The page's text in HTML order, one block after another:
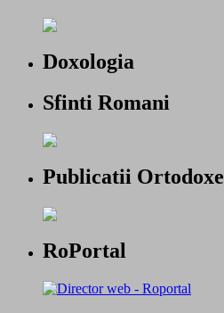
Doxologia
Sfinti Romani
Publicatii Ortodoxe
RoPortal